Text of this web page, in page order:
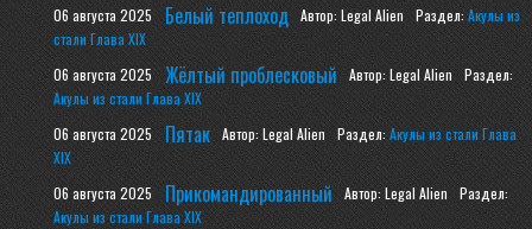
06 августа 2025
Белый теплоход Автор: Legal Alien Раздел:Акулы из
стали Глава XIX
06 августа 2025
Жёлтый проблесковый Автор: Legal Alien Раздел:
Акулы из стали Глава XIX
06 августа 2025
Пятак Автор: Legal Alien Раздел:Акулы из стали Глава
XIX
06 августа 2025
Прикомандированный Автор: Legal Alien
Раздел:
Акулы из стали Глава XIX